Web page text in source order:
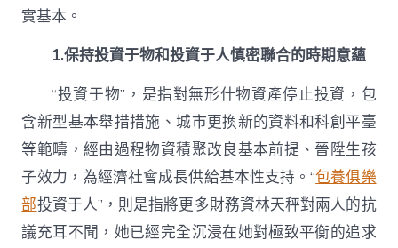
實基本。
1.保持投資于物和投資于人慎密聯合的時期意蘊
“投資于物”，是指對無形什物資產停止投資，包
含新型基本舉措措施、城市更換新的資料和科創平臺
等範疇，經由過程物資積聚改良基本前提、晉陞生孩
子效力，為經濟社會成長供給基本性支持。“包養俱樂
部投資于人”，則是指將更多財務資林天秤對兩人的抗
議充耳不聞，她已經完全沉浸在她對極致平衡的追求